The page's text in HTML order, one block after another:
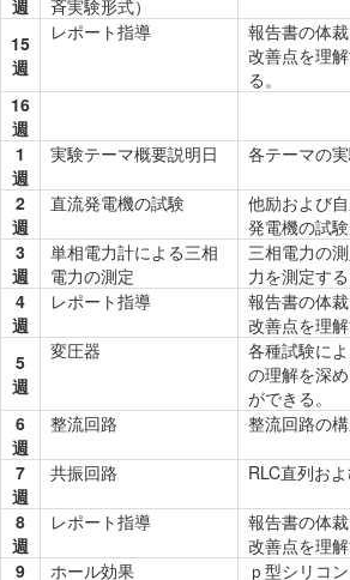
週
斉実験形式）
15
週
レポート指導
報告書の体
改善点を理
る。
16
週
1
週
実験テーマ概要説明日 各テーマの
2
週
直流発電機の試験
他励および
発電機の試
3
週
単相電力計による三相
電力の測定
三相電力の
力を測定す
4
週
レポート指導
報告書の体
改善点を理
5
週
変圧器
各種試験に
の理解を深
ができる。
6
週
整流回路 整流回路の
7
週
共振回路 RLC直列お
8
週
レポート指導
報告書の体
改善点を理
9
ホール効果
ｐ型シリコ